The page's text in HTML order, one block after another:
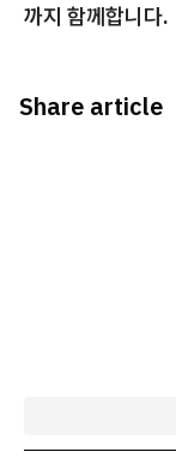
까지 함께합니다.
Share article